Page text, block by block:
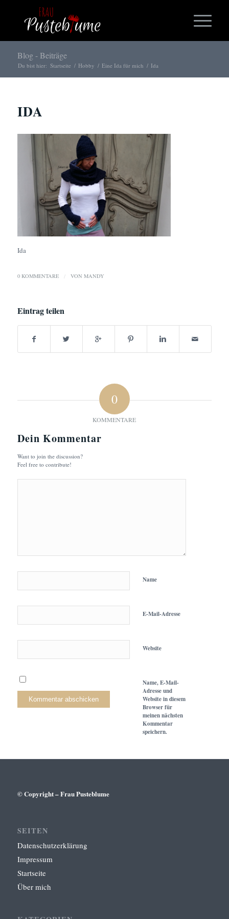
Blog - Beiträge
Du bist hier: Startseite / Hobby / Eine Ida für mich / Ida
IDA
Ida
0 KOMMENTARE / VON MANDY
Eintrag teilen
0
KOMMENTARE
Dein Kommentar
Want to join the discussion?
Feel free to contribute!
Name
E-Mail-Adresse
Website
Name, E-Mail-
Adresse und
Website in diesem
Browser für
meinen nächsten
Kommentar
speichern.
© Copyright – Frau Pusteblume
SEITEN
Datenschutzerklärung
Impressum
Startseite
Über mich